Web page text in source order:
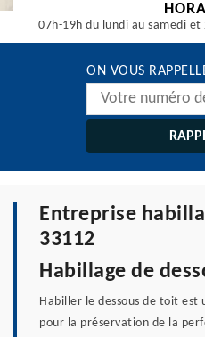
07h-19h du lundi au samedi
ON VOUS
Entreprise
33112
Habillage de
Habiller le dessous de toit
pour la préservation de la